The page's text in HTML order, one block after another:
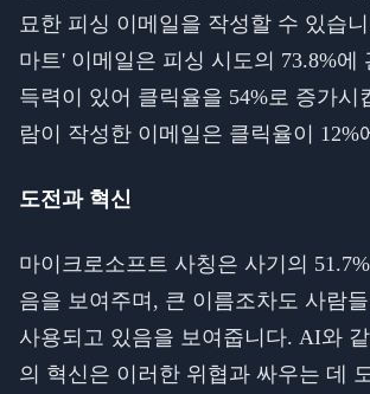
묘한 피싱 이메일을 작성할 수 있습
마트' 이메일은 피싱 시도의 73.8%에
득력이 있어 클릭율을 54%로 증가시
람이 작성한 이메일은 클릭율이 12%
도전과 혁신
마이크로소프트 사칭은 사기의
음을 보여주며, 큰 이름조차도 사람들
사용되고 있음을 보여줍니다. AI와
의 혁신은 이러한 위협과 싸우는 데